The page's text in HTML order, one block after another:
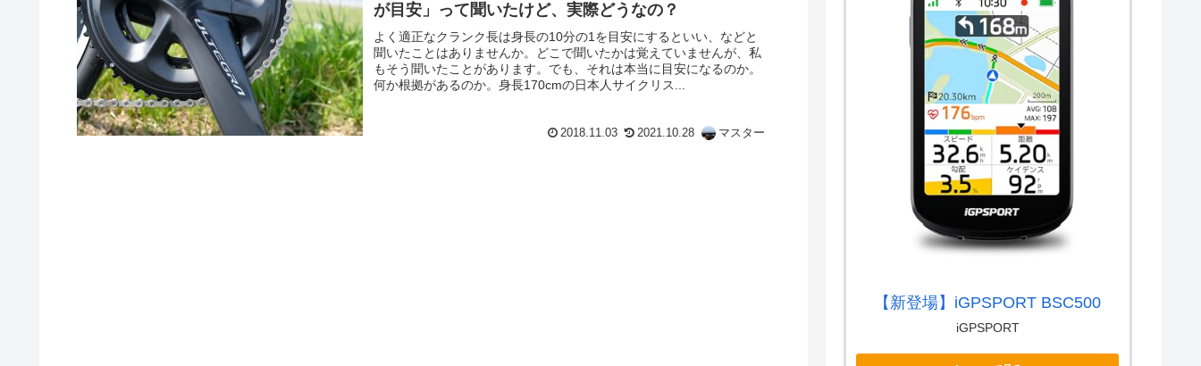
が目安」って聞いたけど、実際どうなの？
よく適正なクランク長は身長の10分の1を目安にするといい、などと
聞いたことはありませんか。どこで聞いたかは覚えていませんが、私
もそう聞いたことがあります。でも、それは本当に目安になるのか。
何か根拠があるのか。身長170cmの日本人サイクリス...
2018.11.03 2021.10.28 マスター
【新登場】iGPSPORT BSC500
iGPSPORT